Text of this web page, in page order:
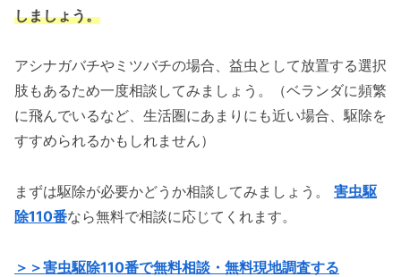
しましょう。
アシナガバチやミツバチの場合、益虫として放置する選択
肢もあるため一度相談してみましょう。（ベランダに頻繁
に飛んでいるなど、生活圏にあまりにも近い場合、駆除を
すすめられるかもしれません）
まずは駆除が必要かどうか相談してみましょう。 害虫駆
除110番なら無料で相談に応じてくれます。
＞＞害虫駆除110番で無料相談・無料現地調査する